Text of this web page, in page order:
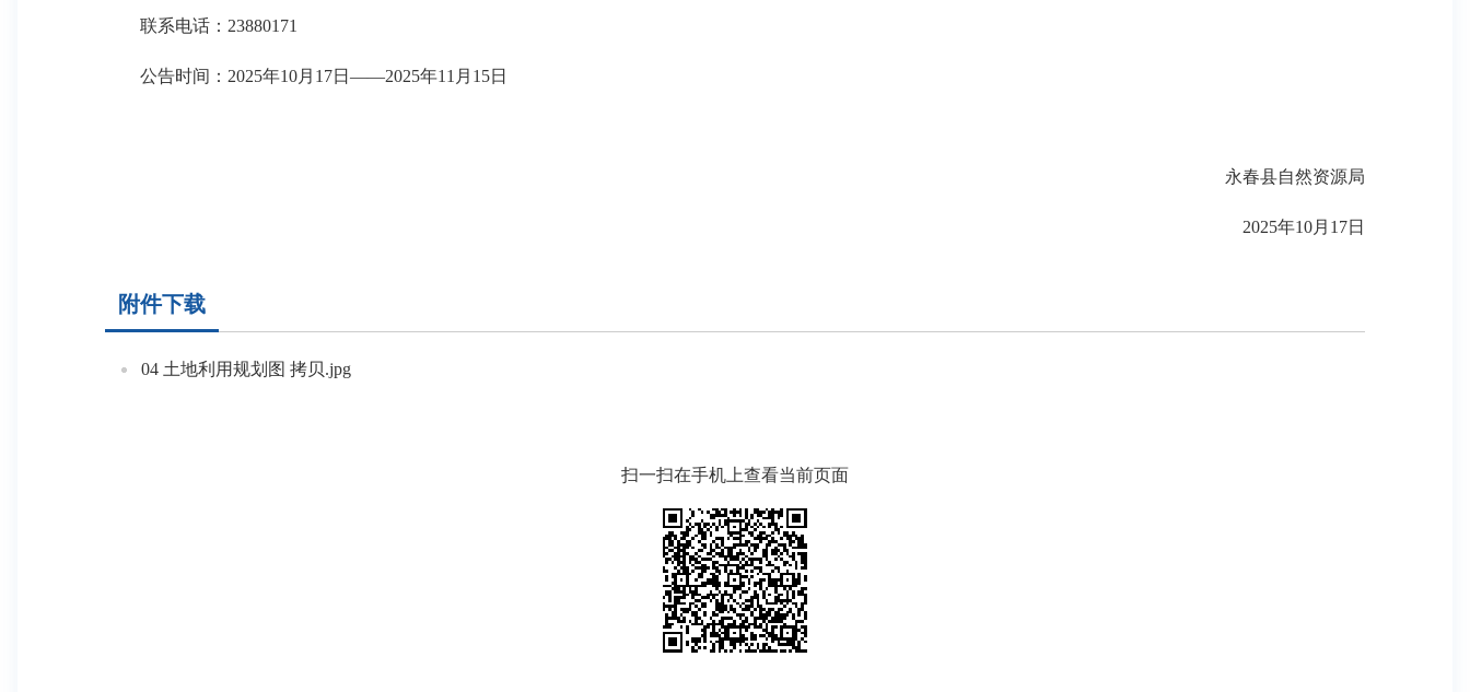
联系电话：23880171
公告时间：2025年10月17日——2025年11月15日
永春县自然资源局
2025年10月17日
附件下载
04 土地利用规划图 拷贝.jpg
扫一扫在手机上查看当前页面